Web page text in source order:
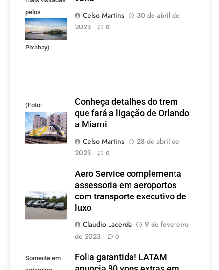
pelos
mineiros.
(Foto:
Pixabay).
Celso Martins
30 de abril de
2023
0
(Foto:
divulgação)
Conheça detalhes do trem
que fará a ligação de Orlando
a Miami
Celso Martins
28 de abril de
2023
0
Aero Service complementa
assessoria em aeroportos
com transporte executivo de
luxo
Claudio Lacerda
9 de fevereiro
de 2023
0
Somente em
Folia garantida! LATAM